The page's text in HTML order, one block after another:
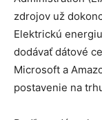
zdrojov už
Elektrickú
dodávať dátové
Microsoft a
postavenie na